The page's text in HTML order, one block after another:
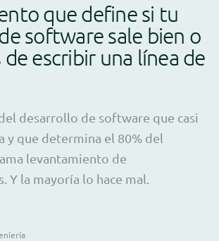
que define si tu
software sale bien o
escribir una línea de
desarrollo de software que casi
y que determina el 80% del
levantamiento de
Y la mayoría lo hace mal.